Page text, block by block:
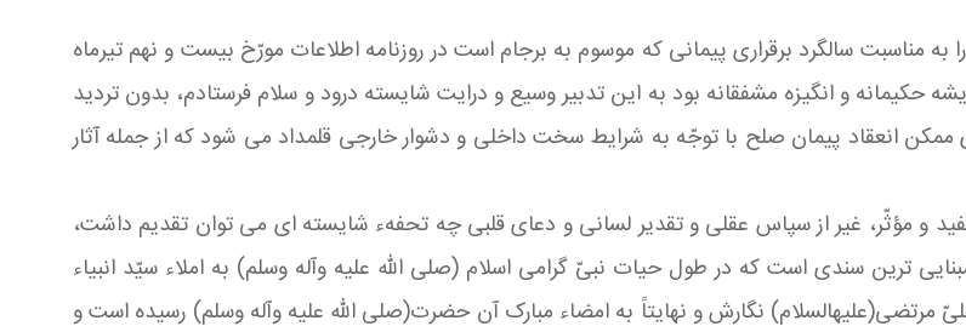
مناسبت سالگرد برقرارى پیمانی که موسوم به برجام است در روزنامه اطلاعات مورّخ بیست و نهم تیرماه
حکیمانه و انگیزه مشفقانه بود به این تدبیر وسیع و درایت شایسته درود و سلام فرستادم، بدون تردید
انعقاد پیمان صلح با توجّه به شرایط سخت داخلى و دشوار خارجى قلمداد مى شود که از جمله آثار
مفید و مؤثّر، غیر از سپاس عقلى و تقدیر لسانى و دعاى قلبى چه تحفهء شایسته اى مى توان تقدیم داشت،
ترین سندى است که در طول حیات نبىّ گرامى اسلام (صلی الله علیه وآله وسلم) به املاء سیّد انبیاء
نگارش و نهایتاً به امضاء مبارک آن حضرت(صلی الله علیه وآله وسلم) رسیده است و